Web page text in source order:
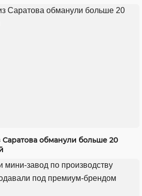
обманули больше 20